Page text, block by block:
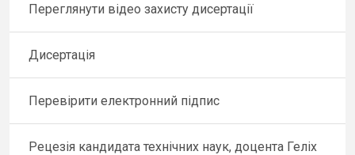
Переглянути відео захисту дисертації
Дисертація
Перевірити електронний підпис
Рецезія кандидата технічних наук, доцента Геліх